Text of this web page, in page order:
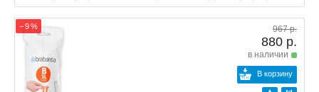
− 9 % 967 р.
880 р.
в наличии
В корзину